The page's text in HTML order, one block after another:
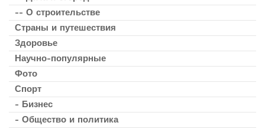
-- О строительстве
Страны и путешествия
Здоровье
Научно-популярные
Фото
Спорт
- Бизнес
- Общество и политика